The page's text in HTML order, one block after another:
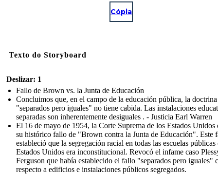
Cópia
Texto do Storyboard
Deslizar: 1
Fallo de Brown vs. la Junta de Educación
Concluimos que, en el campo de la educación pública, la
"separados pero iguales" no tiene cabida. Las instalaciones
separadas son inherentemente desiguales . - Justicia Earl Warren
El 16 de mayo de 1954, la Corte Suprema de los Estados Unidos
su histórico fallo de "Brown contra la Junta de Educación". Este
estableció que la segregación racial en todas las escuelas públicas
Estados Unidos era inconstitucional. Revocó el infame caso
Ferguson que había establecido el fallo "separados pero iguales"
respecto a edificios e instalaciones públicos segregados.